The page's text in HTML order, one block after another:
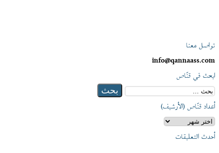
تواصل معنا
info@qannaass.com
ابحث في قنّاص
البحث
عن:
أعداد قنّاص (الأرشيف)
أعداد
قنّاص
أحدث التعليقات